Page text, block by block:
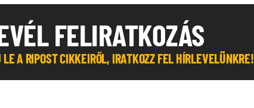
FELIRATKOZÁS
A RIPOST CIKKEIRŐL, IRATKOZZ FEL HÍRLEVELÜNKRE!